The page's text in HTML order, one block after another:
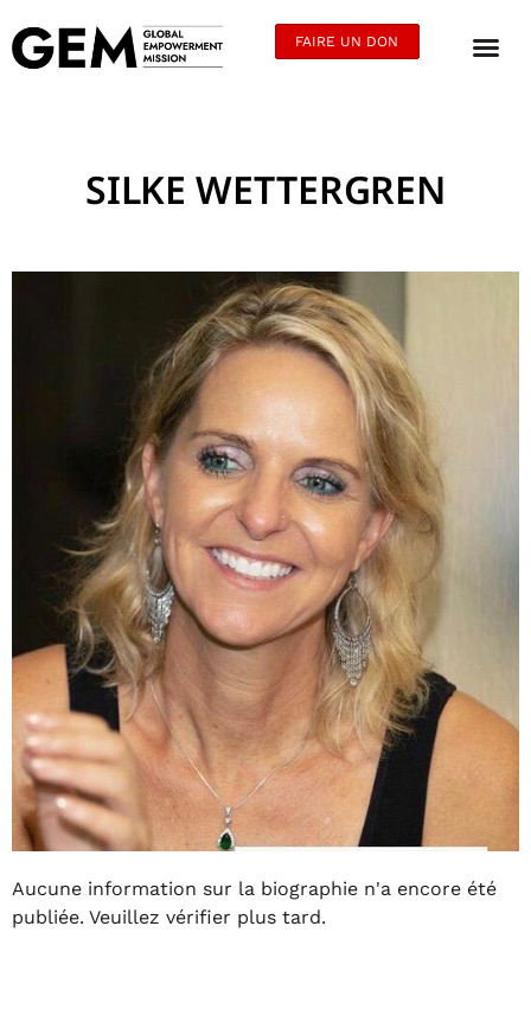
FAIRE UN DON
SILKE WETTERGREN
Aucune information sur la biographie n'a encore été
publiée. Veuillez vérifier plus tard.